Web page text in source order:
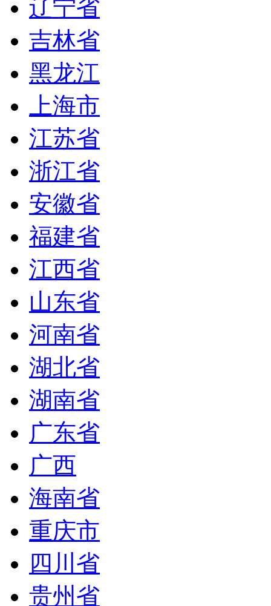
辽宁省
吉林省
黑龙江
上海市
江苏省
浙江省
安徽省
福建省
江西省
山东省
河南省
湖北省
湖南省
广东省
广西
海南省
重庆市
四川省
贵州省